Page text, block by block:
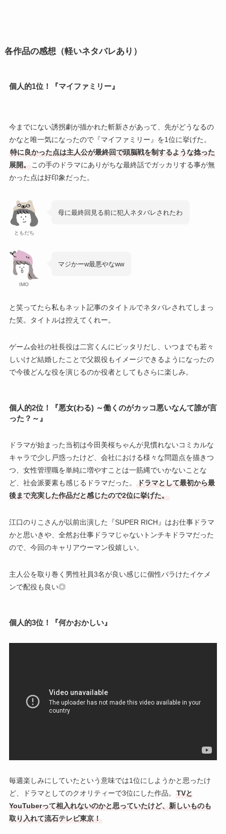
各作品の感想（軽いネタバレあり）
個人的1位！『マイファミリー』
今までにない誘拐劇が描かれた斬新さがあって、先がどうなるの
かなと唯一気になったので『マイファミリー』を1位に挙げた。
特に良かった点は主人公が最終回で頭脳戦を制するような捻った
展開。この手のドラマにありがちな最終話でガッカリする事が無
かった点は好印象だった。
ともだち
母に最終回見る前に犯人ネタバレされたわ
IMO
マジかーw最悪やなww
と笑ってたら私もネット記事のタイトルでネタバレされてしまっ
た笑。タイトルは控えてくれー。
ゲーム会社の社長役は二宮くんにピッタリだし、いつまでも若々
しいけど結婚したことで父親役もイメージできるようになったの
で今後どんな役を演じるのか役者としてもさらに楽しみ。
個人的2位！『悪女(わる) ～働くのがカッコ悪いなんて誰が言
った？～』
ドラマが始まった当初は今田美桜ちゃんが見慣れないコミカルな
キャラで少し戸惑ったけど、会社における様々な問題点を描きつ
つ、女性管理職を単純に増やすことは一筋縄でいかないことな
ど、社会派要素も感じるドラマだった。
ドラマとして最初から最
後まで充実した作品だと感じたので2位に挙げた。
江口のりこさんが以前出演した『SUPER RICH』はお仕事ドラマ
かと思いきや、全然お仕事ドラマじゃないトンチキドラマだった
ので、今回のキャリアウーマン役嬉しい。
主人公を取り巻く男性社員3名が良い感じに個性バラけたイケメ
ンで配役も良い◎
個人的3位！『何かおかしい』
毎週楽しみにしていたという意味では1位にしようかと思ったけ
ど、ドラマとしてのクオリティーで3位にした作品。
TVと
YouTuberって相入れないのかと思っていたけど、新しいものも
取り入れて流石テレビ東京！